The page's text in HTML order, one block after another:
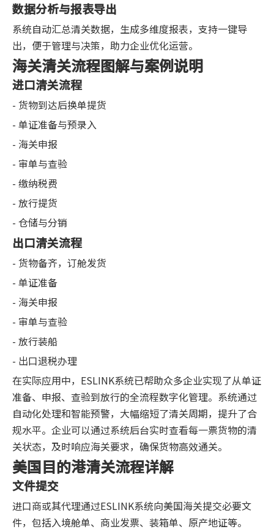
数据分析与报表导出
系统自动汇总清关数据，生成多维度报表，支持一键导
出，便于管理与决策，助力企业优化运营。
海关清关流程图解与案例说明
进口清关流程
- 货物到达后换单提货
- 单证准备与预录入
- 海关申报
- 审单与查验
- 缴纳税费
- 放行提货
- 仓储与分销
出口清关流程
- 货物备齐，订舱发货
- 单证准备
- 海关申报
- 审单与查验
- 放行装船
- 出口退税办理
在实际应用中，ESLINK系统已帮助众多企业实现了从单证
准备、申报、查验到放行的全流程数字化管理。系统通过
自动化处理和智能预警，大幅缩短了清关周期，提升了合
规水平。企业可以通过系统后台实时查看每一票货物的清
关状态，及时响应海关要求，确保货物高效通关。
美国目的港清关流程详解
文件提交
进口商或其代理通过ESLINK系统向美国海关提交必要文
件，包括入境舱单、商业发票、装箱单、原产地证等。